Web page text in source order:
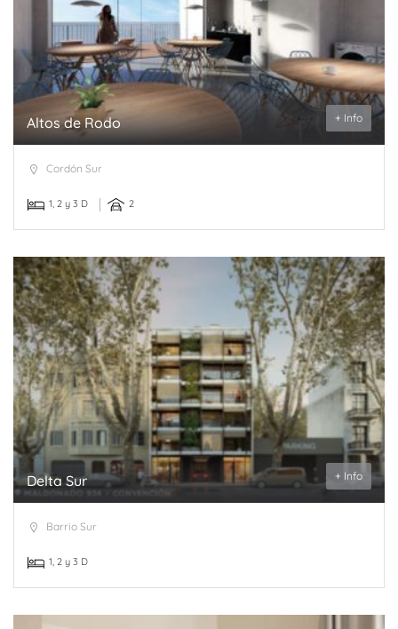
Altos de Rodo + Info
Cordón Sur
1, 2 y 3 D 2
Delta Sur + Info
Barrio Sur
1, 2 y 3 D